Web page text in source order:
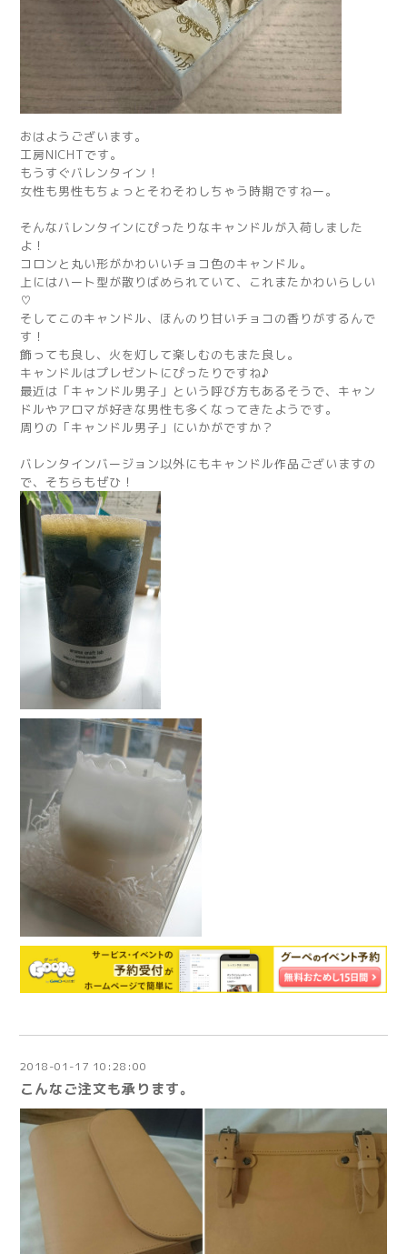
おはようございます。
工房NICHTです。
もうすぐバレンタイン！
女性も男性もちょっとそわそわしちゃう時期ですねー。
そんなバレンタインにぴったりなキャンドルが入荷しました
よ！
コロンと丸い形がかわいいチョコ色のキャンドル。
上にはハート型が散りばめられていて、これまたかわいらしい
♡
そしてこのキャンドル、ほんのり甘いチョコの香りがするんで
す！
飾っても良し、火を灯して楽しむのもまた良し。
キャンドルはプレゼントにぴったりですね♪
最近は「キャンドル男子」という呼び方もあるそうで、キャン
ドルやアロマが好きな男性も多くなってきたようです。
周りの「キャンドル男子」にいかがですか？
バレンタインバージョン以外にもキャンドル作品ございますの
で、そちらもぜひ！
2018-01-17 10:28:00
こんなご注文も承ります。